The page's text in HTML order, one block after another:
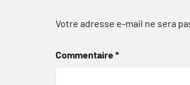
Votre adresse e-mail ne sera
Commentaire*